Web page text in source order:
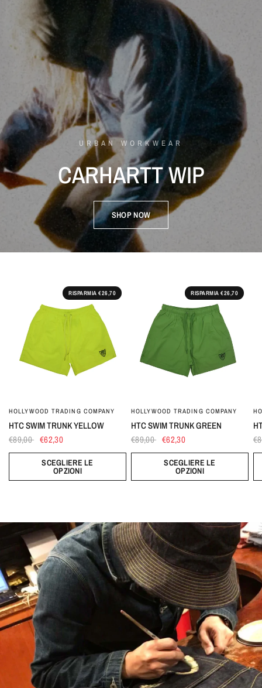
URBAN WORKWEAR
CARHARTTWIP
SHOP NOW
RISPARMIA €26,70
HOLLYWOOD TRADING COMPANY
HTC SWIM TRUNK YELLOW
€89,00 €62,30
SCEGLIERE LE
OPZIONI
RISPARMIA €26,70
HOLLYWOOD TRADING COMPANY
HTC SWIM TRUNK GREEN
€89,00 €62,30
SCEGLIERE LE
OPZIONI